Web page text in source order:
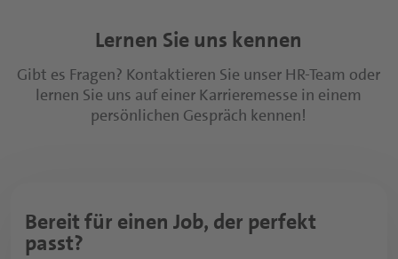
Lernen Sie uns kennen
Gibt es Fragen? Kontaktieren Sie unser HR-Team oder
lernen Sie uns auf einer Karrieremesse in einem
persönlichen Gespräch kennen!
Bereit für einen Job, der perfekt
passt?